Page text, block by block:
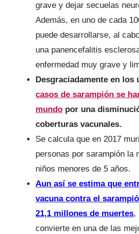
grave y dejar secuelas
Además, en uno de cada
puede desarrollarse, al
una panencefalitis
enfermedad muy grave y
Desgraciadamente en los
casos de sarampión se
mundo por una
coberturas vacunales.
Se calcula que en 2017
personas por sarampión la
niños menores de 5 años.
Aun así se estima que
vacuna contra el
21,1 millones de muertes,
convierte en una de las